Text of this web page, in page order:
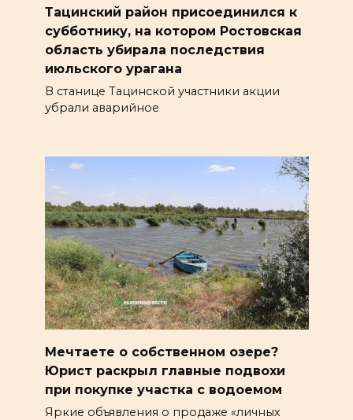
Тацинский район присоединился к
субботнику, на котором Ростовская
область убирала последствия
июльского урагана
В станице Тацинской участники акции
убрали аварийное
Мечтаете о собственном озере?
Юрист раскрыл главные подвохи
при покупке участка с водоемом
Яркие объявления о продаже «личных